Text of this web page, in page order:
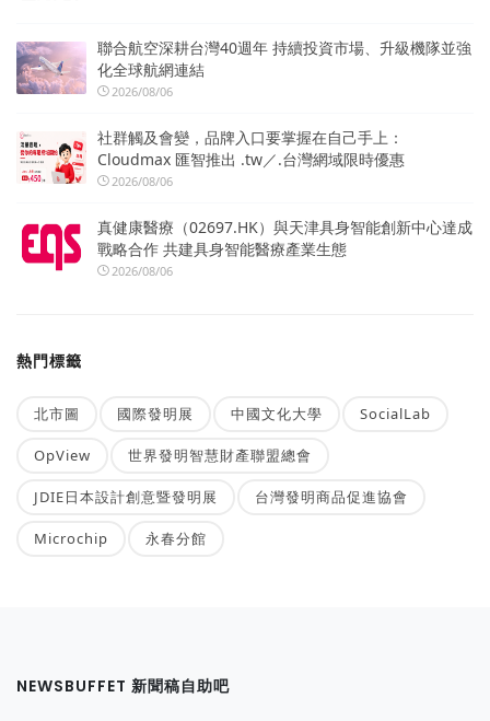
聯合航空深耕台灣40週年 持續投資市場、升級機隊並強
化全球航網連結
2026/08/06
社群觸及會變，品牌入口要掌握在自己手上：
Cloudmax 匯智推出 .tw／.台灣網域限時優惠
2026/08/06
真健康醫療（02697.HK）與天津具身智能創新中心達成
戰略合作 共建具身智能醫療產業生態
2026/08/06
熱門標籤
北市圖 國際發明展 中國文化大學 SocialLab
OpView 世界發明智慧財產聯盟總會
JDIE日本設計創意暨發明展 台灣發明商品促進協會
Microchip 永春分館
NEWSBUFFET 新聞稿自助吧